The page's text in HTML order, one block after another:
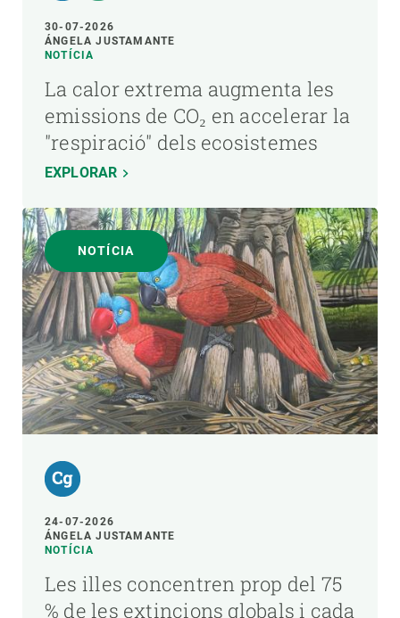
30-07-2026
ÁNGELA JUSTAMANTE
NOTÍCIA
La calor extrema augmenta les
emissions de CO₂ en accelerar la
"respiració" dels ecosistemes
EXPLORAR
NOTÍCIA
24-07-2026
ÁNGELA JUSTAMANTE
NOTÍCIA
Les illes concentren prop del 75
% de les extincions globals i cada